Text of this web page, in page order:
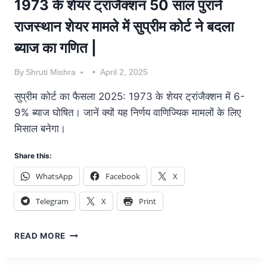
1973 के शेयर ट्रांजैक्शन 50 साल पुराने
राजस्थान शेयर मामले में सुप्रीम कोर्ट ने बदला
ब्याज का गणित |
By Shruti Mishra April 2, 2025
सुप्रीम कोर्ट का फैसला 2025: 1973 के शेयर ट्रांजैक्शन में 6-
9% ब्याज घोषित। जानें क्यों यह निर्णय वाणिज्यिक मामलों के लिए
मिसाल बनेगा।
Share this:
WhatsApp Facebook X
Telegram X Print
READ MORE